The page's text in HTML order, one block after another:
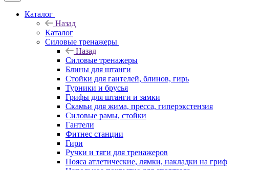
Каталог
Назад
Каталог
Силовые тренажеры
Назад
Силовые тренажеры
Блины для штанги
Стойки для гантелей, блинов, гирь
Турники и брусья
Грифы для штанги и замки
Скамьи для жима, пресса, гиперэкстензия
Силовые рамы, стойки
Гантели
Фитнес станции
Гири
Ручки и тяги для тренажеров
Пояса атлетические, лямки, накладки на гриф